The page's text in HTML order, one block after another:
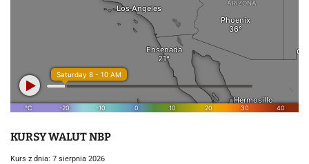
KURSY WALUT NBP
Kurs z dnia: 7 sierpnia 2026